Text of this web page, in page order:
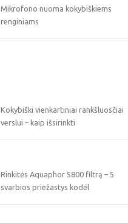
Mikrofono nuoma kokybiškiems
renginiams
Kokybiški vienkartiniai rankšluosčiai
verslui – kaip išsirinkti
Rinkitės Aquaphor S800 filtrą – 5
svarbios priežastys kodėl